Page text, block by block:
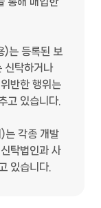
)는 등록된 보
신탁하거나
반한 행위는
고 있습니다.
는 각종 개발
탁법인과 사
있습니다.